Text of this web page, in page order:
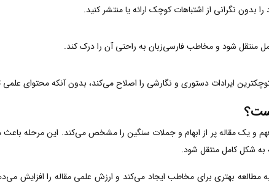
بدون نگرانی از اشتباهات کوچک ارائه یا منتشر کنید.
منتقل شود و مخاطب فارسی‌زبان به راحتی آن را درک کند.
ایرادات دستوری و نگارشی را اصلاح می‌کند، بدون آنکه محتوای علمی
و یک مقاله پر از ابهام و جملات سنگین را مشخص می‌کند. این مرحله باعث
به شکل کامل منتقل شود.
مطالعه بهتری برای مخاطب ایجاد می‌کند و ارزش علمی مقاله را افزایش